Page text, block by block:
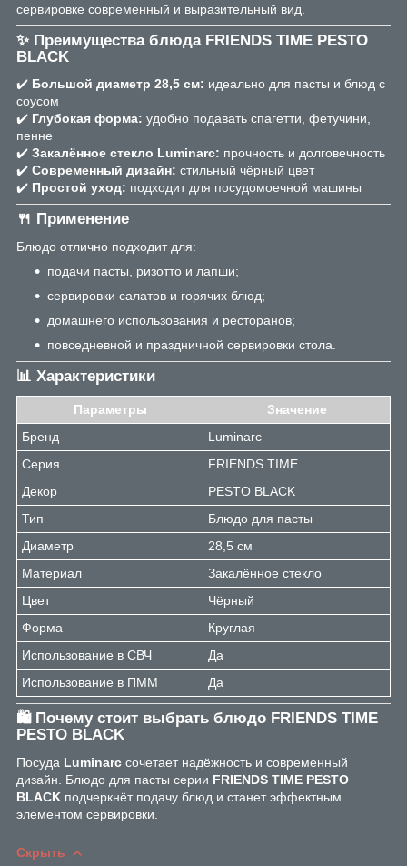
сервировке современный и выразительный вид.
✨ Преимущества блюда FRIENDS TIME PESTO
BLACK
✔️ Большой диаметр 28,5 см: идеально для пасты и блюд с
соусом
✔️ Глубокая форма: удобно подавать спагетти, фетучини,
пенне
✔️ Закалённое стекло Luminarc: прочность и долговечность
✔️ Современный дизайн: стильный чёрный цвет
✔️ Простой уход: подходит для посудомоечной машины
🍴 Применение
Блюдо отлично подходит для:
подачи пасты, ризотто и лапши;
сервировки салатов и горячих блюд;
домашнего использования и ресторанов;
повседневной и праздничной сервировки стола.
📊 Характеристики
Параметры
Значение
Бренд
Luminarc
Серия
FRIENDS TIME
Декор
PESTO BLACK
Тип
Блюдо для пасты
Диаметр
28,5 см
Материал
Закалённое стекло
Цвет
Чёрный
Форма
Круглая
Использование в СВЧ
Да
Использование в ПММ
Да
🛍️ Почему стоит выбрать блюдо FRIENDS TIME
PESTO BLACK
Посуда Luminarc сочетает надёжность и современный
дизайн. Блюдо для пасты серии FRIENDS TIME PESTO
BLACK подчеркнёт подачу блюд и станет эффектным
элементом сервировки.
Скрыть